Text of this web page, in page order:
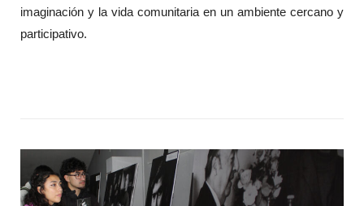
imaginación y la vida comunitaria en un ambiente cercano y
participativo.